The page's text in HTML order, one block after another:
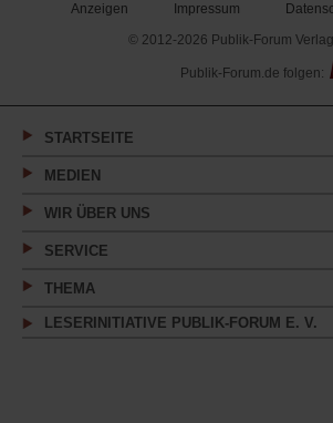
Anzeigen Impressum
© 2012-2026 Publik-Forum
Publik-Forum.de folgen:
STARTSEITE
MEDIEN
WIR ÜBER UNS
SERVICE
THEMA
LESERINITIATIVE PUBLIK-FORUM E. V.